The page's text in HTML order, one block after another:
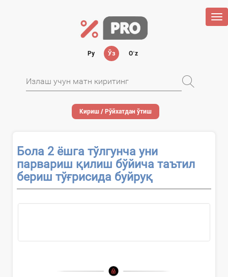
Ру Ўз Oʻz
Кириш / Рўйхатдан ўтиш
Бола 2 ёшга тўлгунча уни
парвариш қилиш бўйича таътил
бериш тўғрисида буйруқ